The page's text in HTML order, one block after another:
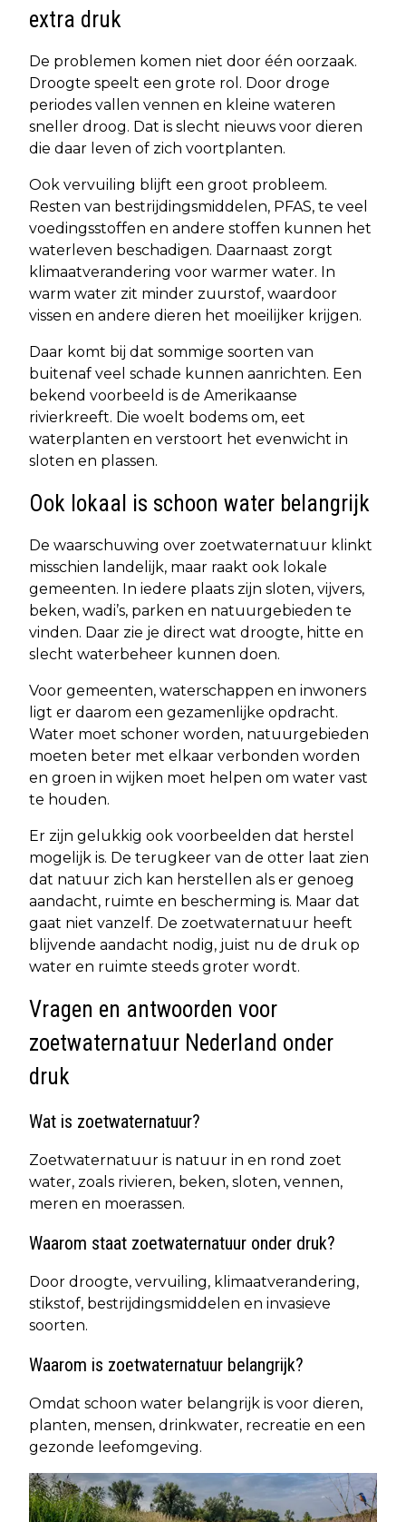
extra druk
De problemen komen niet door één oorzaak.
Droogte speelt een grote rol. Door droge
periodes vallen vennen en kleine wateren
sneller droog. Dat is slecht nieuws voor dieren
die daar leven of zich voortplanten.
Ook vervuiling blijft een groot probleem.
Resten van bestrijdingsmiddelen, PFAS, te veel
voedingsstoffen en andere stoffen kunnen het
waterleven beschadigen. Daarnaast zorgt
klimaatverandering voor warmer water. In
warm water zit minder zuurstof, waardoor
vissen en andere dieren het moeilijker krijgen.
Daar komt bij dat sommige soorten van
buitenaf veel schade kunnen aanrichten. Een
bekend voorbeeld is de Amerikaanse
rivierkreeft. Die woelt bodems om, eet
waterplanten en verstoort het evenwicht in
sloten en plassen.
Ook lokaal is schoon water belangrijk
De waarschuwing over zoetwaternatuur klinkt
misschien landelijk, maar raakt ook lokale
gemeenten. In iedere plaats zijn sloten, vijvers,
beken, wadi’s, parken en natuurgebieden te
vinden. Daar zie je direct wat droogte, hitte en
slecht waterbeheer kunnen doen.
Voor gemeenten, waterschappen en inwoners
ligt er daarom een gezamenlijke opdracht.
Water moet schoner worden, natuurgebieden
moeten beter met elkaar verbonden worden
en groen in wijken moet helpen om water vast
te houden.
Er zijn gelukkig ook voorbeelden dat herstel
mogelijk is. De terugkeer van de otter laat zien
dat natuur zich kan herstellen als er genoeg
aandacht, ruimte en bescherming is. Maar dat
gaat niet vanzelf. De zoetwaternatuur heeft
blijvende aandacht nodig, juist nu de druk op
water en ruimte steeds groter wordt.
Vragen en antwoorden voor
zoetwaternatuur Nederland onder
druk
Wat is zoetwaternatuur?
Zoetwaternatuur is natuur in en rond zoet
water, zoals rivieren, beken, sloten, vennen,
meren en moerassen.
Waarom staat zoetwaternatuur onder druk?
Door droogte, vervuiling, klimaatverandering,
stikstof, bestrijdingsmiddelen en invasieve
soorten.
Waarom is zoetwaternatuur belangrijk?
Omdat schoon water belangrijk is voor dieren,
planten, mensen, drinkwater, recreatie en een
gezonde leefomgeving.